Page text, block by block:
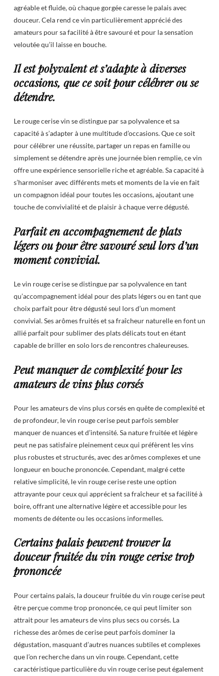
agréable et fluide, où chaque gorgée caresse le palais avec
douceur. Cela rend ce vin particulièrement apprécié des
amateurs pour sa facilité à être savouré et pour la sensation
veloutée qu’il laisse en bouche.
Il est polyvalent et s’adapte à diverses
occasions, que ce soit pour célébrer ou se
détendre.
Le rouge cerise vin se distingue par sa polyvalence et sa
capacité à s’adapter à une multitude d’occasions. Que ce soit
pour célébrer une réussite, partager un repas en famille ou
simplement se détendre après une journée bien remplie, ce vin
offre une expérience sensorielle riche et agréable. Sa capacité à
s’harmoniser avec différents mets et moments de la vie en fait
un compagnon idéal pour toutes les occasions, ajoutant une
touche de convivialité et de plaisir à chaque verre dégusté.
Parfait en accompagnement de plats
légers ou pour être savouré seul lors d’un
moment convivial.
Le vin rouge cerise se distingue par sa polyvalence en tant
qu’accompagnement idéal pour des plats légers ou en tant que
choix parfait pour être dégusté seul lors d’un moment
convivial. Ses arômes fruités et sa fraîcheur naturelle en font un
allié parfait pour sublimer des plats délicats tout en étant
capable de briller en solo lors de rencontres chaleureuses.
Peut manquer de complexité pour les
amateurs de vins plus corsés
Pour les amateurs de vins plus corsés en quête de complexité et
de profondeur, le vin rouge cerise peut parfois sembler
manquer de nuances et d’intensité. Sa nature fruitée et légère
peut ne pas satisfaire pleinement ceux qui préfèrent les vins
plus robustes et structurés, avec des arômes complexes et une
longueur en bouche prononcée. Cependant, malgré cette
relative simplicité, le vin rouge cerise reste une option
attrayante pour ceux qui apprécient sa fraîcheur et sa facilité à
boire, offrant une alternative légère et accessible pour les
moments de détente ou les occasions informelles.
Certains palais peuvent trouver la
douceur fruitée du vin rouge cerise trop
prononcée
Pour certains palais, la douceur fruitée du vin rouge cerise peut
être perçue comme trop prononcée, ce qui peut limiter son
attrait pour les amateurs de vins plus secs ou corsés. La
richesse des arômes de cerise peut parfois dominer la
dégustation, masquant d’autres nuances subtiles et complexes
que l’on recherche dans un vin rouge. Cependant, cette
caractéristique particulière du vin rouge cerise peut également